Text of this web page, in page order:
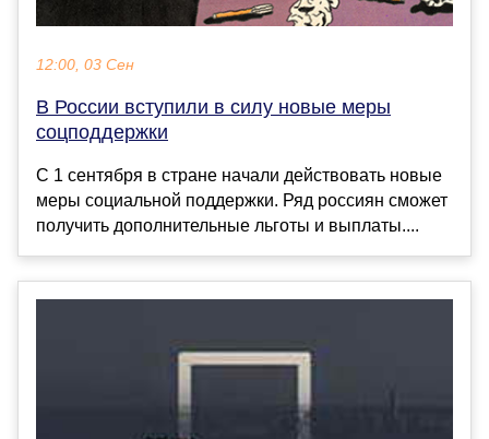
12:00, 03 Сен
В России вступили в силу новые меры
соцподдержки
С 1 сентября в стране начали действовать новые
меры социальной поддержки. Ряд россиян сможет
получить дополнительные льготы и выплаты....